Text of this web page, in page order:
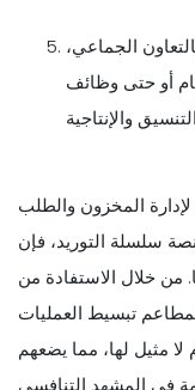
الجماعي،
أو حتى وظائف
المخزون والطلب
سلسلة التوريد، فإن
من خلال الاستفادة من
تبسيط العمليات
مثيل لها، مما يضعهم